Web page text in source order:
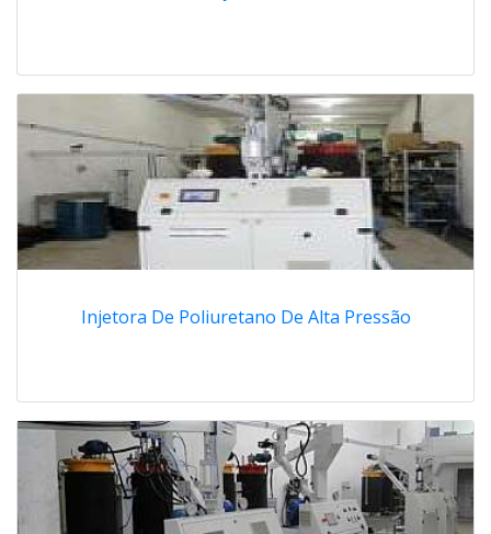
Injetora De Poliuretano De Alta Pressão